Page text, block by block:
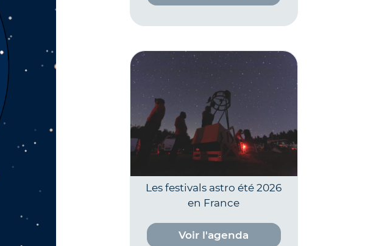
Les festivals astro été 2026
en France
Voir l'agenda